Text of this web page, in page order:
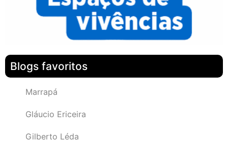
Blogs favoritos
Marrapá
Gláucio Ericeira
Gilberto Léda